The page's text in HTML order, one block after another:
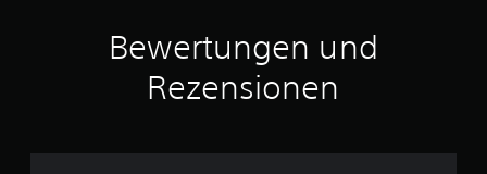
Bewertungen und
Rezensionen